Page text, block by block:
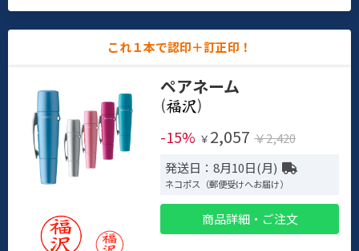
これ１本で認印＋訂正印！
ペアネーム
(
)
-15% ￥ 2,057 ￥2,420
発送日：8月10日(月)
ネコポス（郵便受けへお届け）
商品詳細・ご注文